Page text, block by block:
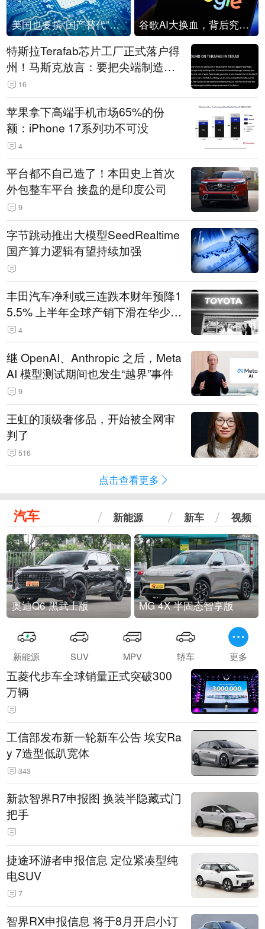
美国也要搞“国产替代”？先算清三笔账 谷歌AI大换血，背后究竟发生了什么？
特斯拉Terafab芯片工厂正式落户得
州！马斯克放言：要把尖端制造带
回美国
16
苹果拿下高端手机市场65%的份
额：iPhone 17系列功不可没
4
平台都不自己造了！本田史上首次
外包整车平台 接盘的是印度公司
9
字节跳动推出大模型SeedRealtime
国产算力逻辑有望持续加强
丰田汽车净利或三连跌本财年预降1
5.5% 上半年全球产销下滑在华少卖
14.3万辆
4
继 OpenAI、Anthropic 之后，Meta
AI 模型测试期间也发生“越界”事件
9
王虹的顶级奢侈品，开始被全网审
判了
516
点击查看更多
汽车 新能源 新车 视频
奥迪Q6 黑武士版 MG 4X 半固态智享版
新能源 SUV MPV 轿车 更多
五菱代步车全球销量正式突破300
万辆
工信部发布新一轮新车公告 埃安Ra
y 7造型低趴宽体
343
新款智界R7申报图 换装半隐藏式门
把手
捷途环游者申报信息 定位紧凑型纯
电SUV
7
智界RX申报信息 将于8月开启小订